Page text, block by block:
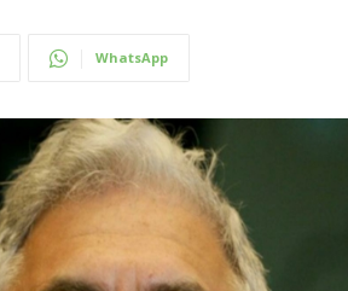
WhatsApp